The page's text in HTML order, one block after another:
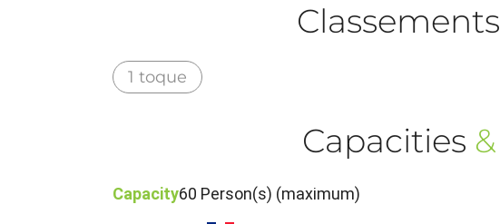
Classements
1 toque
Capacities &
Capacity60 Person(s) (maximum)